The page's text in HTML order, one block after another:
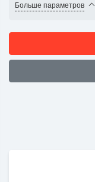
Больше параметров